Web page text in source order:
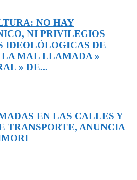
NO HAY
NI PRIVILEGIOS
IDEOLÓLOGICAS DE
MAL LLAMADA »
» DE...
EN LAS CALLES Y
TRANSPORTE, ANUNCIA